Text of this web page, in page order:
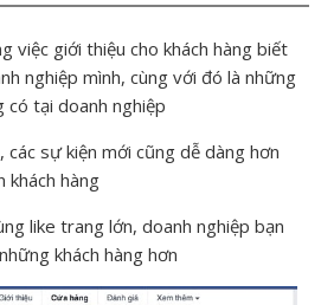
việc giới thiệu cho khách hàng biết
nghiệp mình, cùng với đó là những
có tại doanh nghiệp
các sự kiện mới cũng dễ dàng hơn
khách hàng
like trang lớn, doanh nghiệp bạn
khách hàng hơn